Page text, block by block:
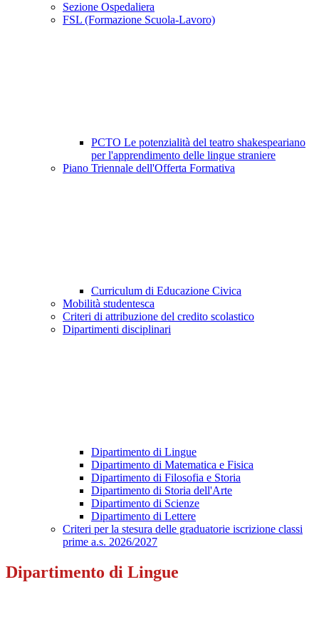
Sezione Ospedaliera
FSL (Formazione Scuola-Lavoro)
PCTO Le potenzialità del teatro shakespeariano
per l'apprendimento delle lingue straniere
Piano Triennale dell'Offerta Formativa
Curriculum di Educazione Civica
Mobilità studentesca
Criteri di attribuzione del credito scolastico
Dipartimenti disciplinari
Dipartimento di Lingue
Dipartimento di Matematica e Fisica
Dipartimento di Filosofia e Storia
Dipartimento di Storia dell'Arte
Dipartimento di Scienze
Dipartimento di Lettere
Criteri per la stesura delle graduatorie iscrizione classi
prime a.s. 2026/2027
Dipartimento di Lingue